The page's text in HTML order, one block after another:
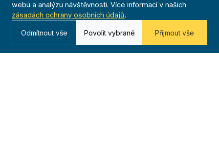
Anthropoid
Celoroční činnost
Výsledky
webu a analýzu návštěvnosti. Více informací v našich
zásadách ochrany osobních údajů.
Odmítnout vše Povolit vybrané Přijmout vše